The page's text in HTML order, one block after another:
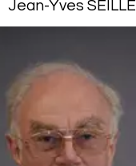
Jean-Yves SEILLE